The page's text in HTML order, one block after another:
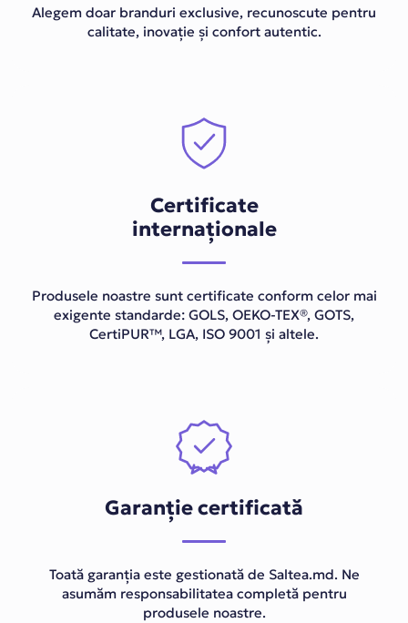
Alegem doar branduri exclusive, recunoscute pentru
calitate, inovație și confort autentic.
Certificate
internaționale
Produsele noastre sunt certificate conform celor mai
exigente standarde: GOLS, OEKO-TEX®, GOTS,
CertiPUR™, LGA, ISO 9001 și altele.
Garanție certificată
Toată garanția este gestionată de Saltea.md. Ne
asumăm responsabilitatea completă pentru
produsele noastre.